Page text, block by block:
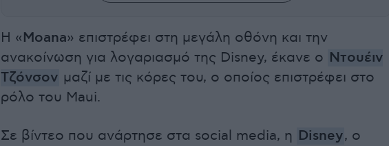
Η «Moana» επιστρέφει στη μεγάλη οθόνη και την
ανακοίνωση για λογαριασμό της Disney, έκανε ο Ντουέιν
Τζόνσον μαζί με τις κόρες του, ο οποίος επιστρέφει στο
ρόλο του Maui.
Σε βίντεο που ανάρτησε στα social media, η Disney, ο